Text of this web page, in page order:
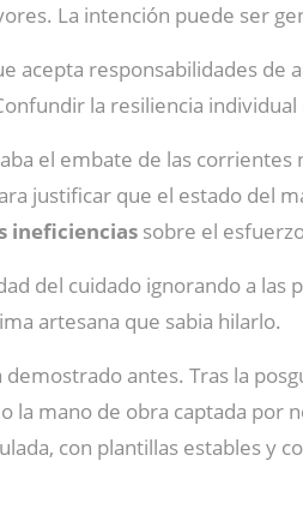
La intención puede ser
acepta responsabilidades de
la resiliencia
el embate de las
justificar que el estado del
ineficiencias sobre el
del cuidado ignorando a
artesana que sabia hilarlo.
demostrado antes. Tras la
la mano de obra captada por
con plantillas estables y